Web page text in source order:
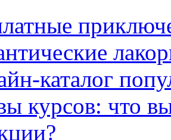
каталог
курсов: что